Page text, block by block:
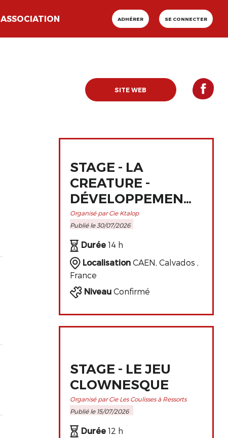
ASSOCIATION ADHÉRER SE CONNECTER
SITE WEB
STAGE - LA
CREATURE -
DÉVELOPPEMENT
ET
PERFECTIONNEMENT
DE L'ART
CLOWNESQUE
Organisé par Cie Ktalop
Publié le 30/07/2026
Durée14 h
LocalisationCAEN, Calvados ,
France
NiveauConfirmé
STAGE - LE JEU
CLOWNESQUE
Organisé par Cie Les Coulisses à Ressorts
Publié le 15/07/2026
Durée12 h